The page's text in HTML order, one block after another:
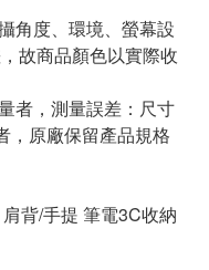
角度、環境、螢幕設
故商品顏色以實際收
者，測量誤差：尺寸
，原廠保留產品規格
背/手提 筆電3C收納